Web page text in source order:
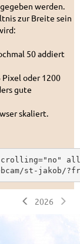
werden.
zur Breite sein
50 addiert
oder 1200
gute
skaliert.